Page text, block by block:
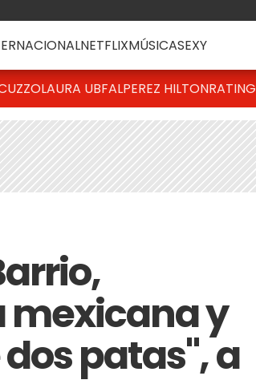
NETFLIXMÚSICASEXY
LAURA UBFALPEREZ HILTONRATING
mexicana y
patas", a